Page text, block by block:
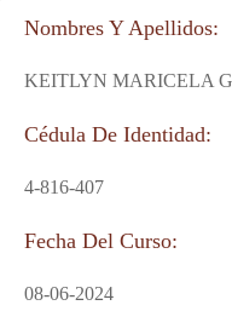
Nombres Y Apellidos:
KEITLYN MARICELA
Cédula De Identidad:
4-816-407
Fecha Del Curso:
08-06-2024